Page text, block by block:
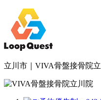
立川市｜VIVA骨盤接骨院